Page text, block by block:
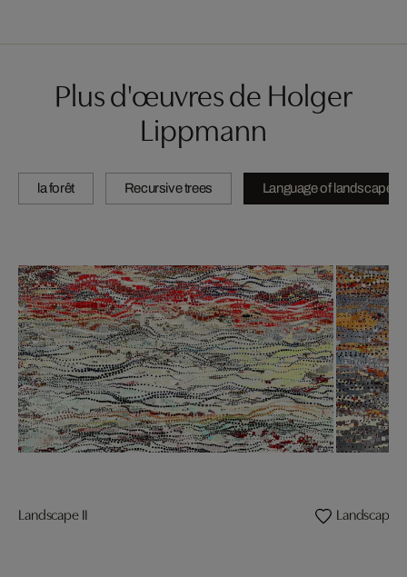
Plus d'œuvres de Holger
Lippmann
la forêt Recursive trees Language of landscape
Landscape II Landscape V